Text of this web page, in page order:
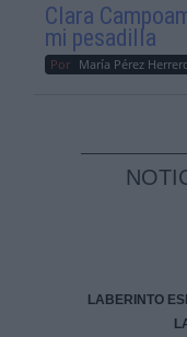
Clara
mi pesadilla
Por María Pérez
LABERINTO